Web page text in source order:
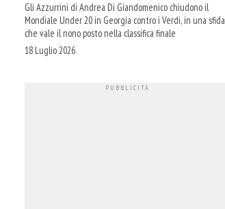
Gli Azzurrini di Andrea Di Giandomenico chiudono il
Mondiale Under 20 in Georgia contro i Verdi, in una sfida
che vale il nono posto nella classifica finale
18 Luglio 2026